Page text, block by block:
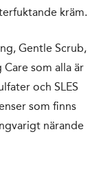
kräm.
Gentle Scrub,
som alla är
och SLES
som finns
närande